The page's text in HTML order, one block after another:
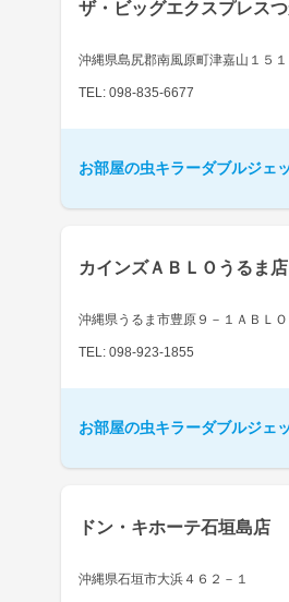
取扱店検索はこちら
ザ・ビッグエクスプレス
沖縄県島尻郡南風原町津嘉山１５１
TEL: 098-835-6677
お部屋の虫キラーダブルジェ
カインズＡＢＬＯうるま店
沖縄県うるま市豊原９－１ＡＢＬ
TEL: 098-923-1855
お部屋の虫キラーダブルジェ
ドン・キホーテ石垣島店
沖縄県石垣市大浜４６２－１